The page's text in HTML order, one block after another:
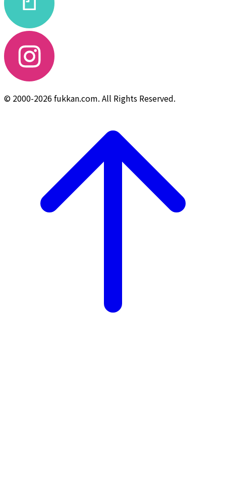
© 2000-2026 fukkan.com. All Rights Reserved.